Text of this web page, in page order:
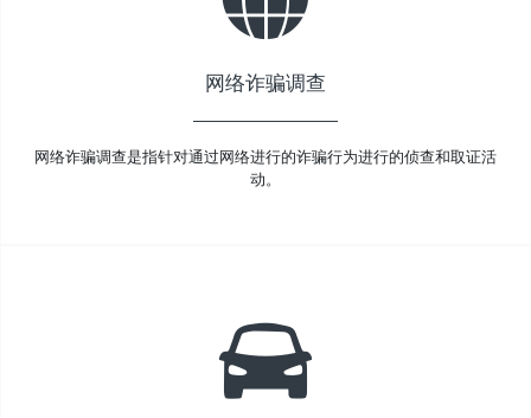
网络诈骗调查
网络诈骗调查是指针对通过网络进行的诈骗行为进行的侦查和取证活
动。